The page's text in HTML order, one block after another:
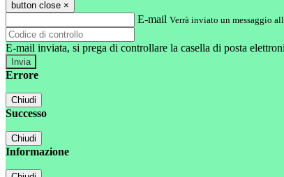
button close ×
E-mail Verrà inviato un messaggio
E-mail inviata, si prega di controllare la casella di posta
Errore
Chiudi
Successo
Chiudi
Informazione